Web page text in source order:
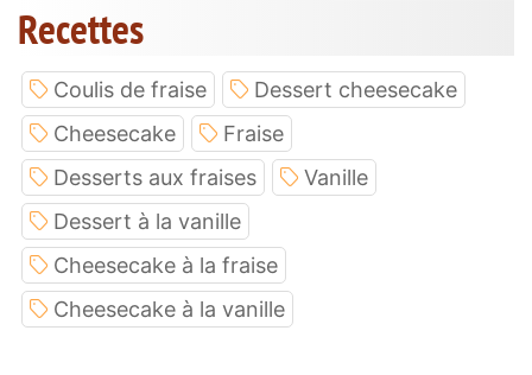
Recettes
Coulis de fraise
Dessert cheesecake
Cheesecake
Fraise
Desserts aux fraises
Vanille
Dessert à la vanille
Cheesecake à la fraise
Cheesecake à la vanille